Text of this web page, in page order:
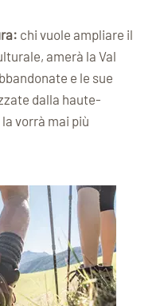
chi vuole ampliare il
amerà la Val
e le sue
dalla haute-
vorrà mai più